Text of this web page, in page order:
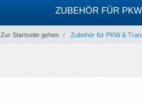
ZUBEHÖR FÜR
Zur Startseite gehen Zubehör für PKW &